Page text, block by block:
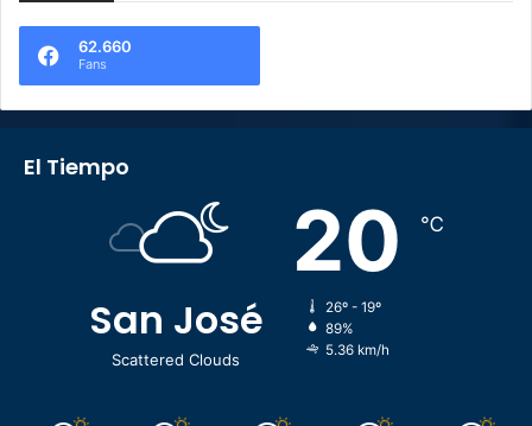
62.660
Fans
El Tiempo
San José
Scattered Clouds
20 ℃
26º - 19º
89%
5.36 km/h